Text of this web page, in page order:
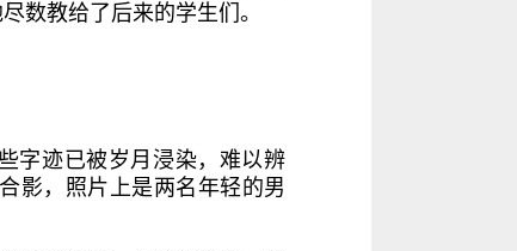
数教给了后来的学生们。
字迹已被岁月浸染，难以辨
影，照片上是两名年轻的男